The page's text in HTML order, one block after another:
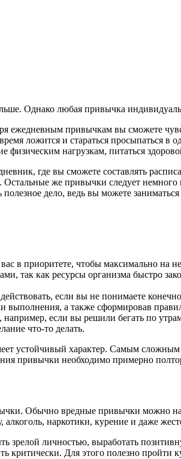
Однако любая привычка
ежедневным привычкам вы сможете
ложится и стараться просыпаться в
нагрузкам, питаться
где вы сможете составлять
же привычки следует немного
полезное дело, ведь вы можете
в приоритете, чтобы максимально на
так как ресурсы организма быстро
если вы не понимаете
выполнения, а также сформировав
если вы решили бегать по
что-то делать.
устойчивый характер. Самым сложным
привычки необходимо примерно
Обычно вредные привычки можно
наркотики, курение и даже
зрелой личностью, выработать
критически. Для этого полезно пройти